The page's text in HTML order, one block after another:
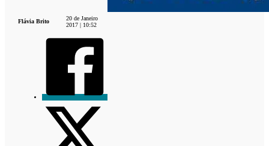
Flávia Brito
20 de Janeiro
2017 | 10:52